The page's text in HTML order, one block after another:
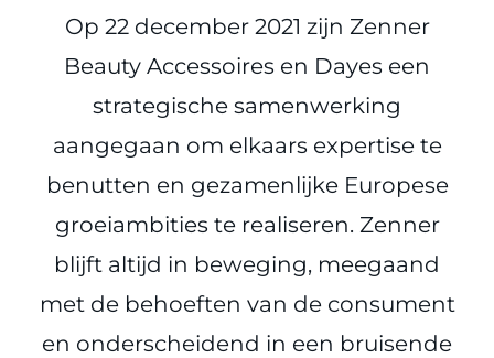
Op 22 december 2021 zijn Zenner
Beauty Accessoires en Dayes een
strategische samenwerking
aangegaan om elkaars expertise te
benutten en gezamenlijke Europese
groeiambities te realiseren. Zenner
blijft altijd in beweging, meegaand
met de behoeften van de consument
en onderscheidend in een bruisende